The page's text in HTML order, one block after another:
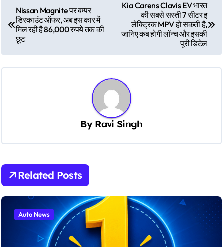
t
n
t
i
o
Nissan Magnite पर बम्पर
डिस्काउंट ऑफर, अब इस कार में
मिल रही है 86,000 रुपये तक की
छूट
Kia Carens Clavis EV भारत
की सबसे सस्ती 7 सीटर इ
लेक्ट्रिक MPV हो सकती है,
जानिए कब होगी लॉन्च और इसकी
पूरी डिटेल
By Ravi Singh
Related Posts
Auto News